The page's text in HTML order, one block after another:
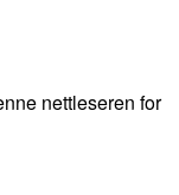
nettleseren for